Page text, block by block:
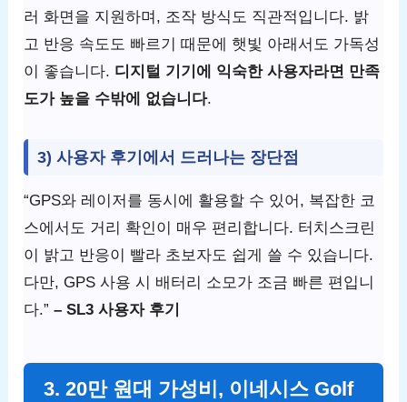
러 화면을 지원하며, 조작 방식도 직관적입니다. 밝
고 반응 속도도 빠르기 때문에 햇빛 아래서도 가독성
이 좋습니다. 디지털 기기에 익숙한 사용자라면 만족
도가 높을 수밖에 없습니다.
3) 사용자 후기에서 드러나는 장단점
“GPS와 레이저를 동시에 활용할 수 있어, 복잡한 코
스에서도 거리 확인이 매우 편리합니다. 터치스크린
이 밝고 반응이 빨라 초보자도 쉽게 쓸 수 있습니다.
다만, GPS 사용 시 배터리 소모가 조금 빠른 편입니
다.” – SL3 사용자 후기
3. 20만 원대 가성비, 이네시스 Golf